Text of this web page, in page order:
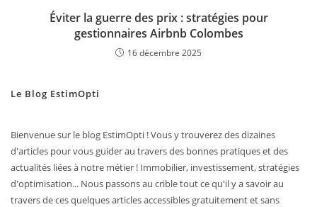
Éviter la guerre des prix : stratégies pour
gestionnaires Airbnb Colombes
16 décembre 2025
Le Blog EstimOpti
Bienvenue sur le blog EstimOpti ! Vous y trouverez des dizaines
d'articles pour vous guider au travers des bonnes pratiques et des
actualités liées à notre métier ! Immobilier, investissement, stratégies
d'optimisation... Nous passons au crible tout ce qu'il y a savoir au
travers de ces quelques articles accessibles gratuitement et sans